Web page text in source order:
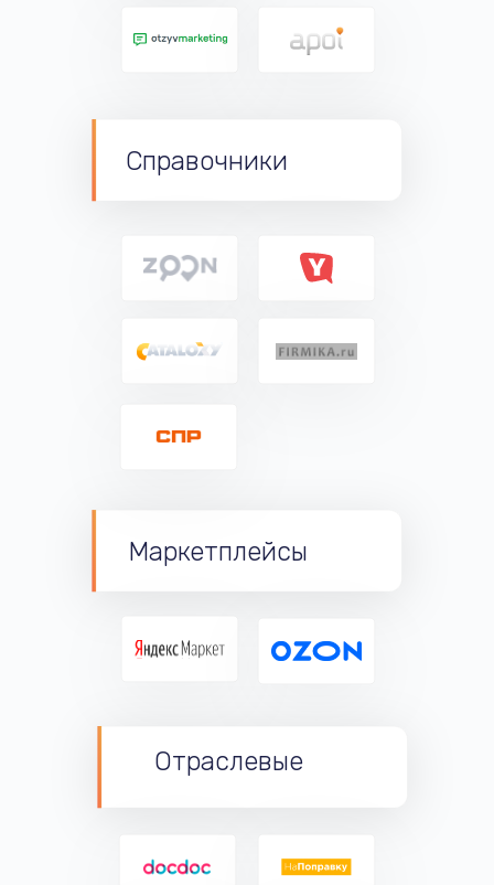
Справочники
Маркетплейсы
Отраслевые